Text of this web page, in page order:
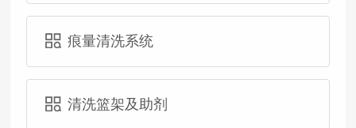
痕量清洗系统
清洗篮架及助剂